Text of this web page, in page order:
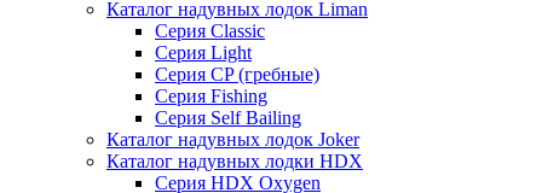
Каталог надувных лодок Liman
Серия Classic
Серия Light
Серия CP (гребные)
Серия Fishing
Серия Self Bailing
Каталог надувных лодок Joker
Каталог надувных лодки HDX
Серия HDX Oxygen